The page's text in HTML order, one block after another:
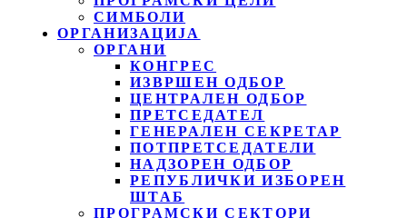
СИМБОЛИ
ОРГАНИЗАЦИЈА
ОРГАНИ
КОНГРЕС
ИЗВРШЕН ОДБОР
ЦЕНТРАЛЕН ОДБОР
ПРЕТСЕДАТЕЛ
ГЕНЕРАЛЕН СЕКРЕТАР
ПОТПРЕТСЕДАТЕЛИ
НАДЗОРЕН ОДБОР
РЕПУБЛИЧКИ ИЗБОРЕН
ШТАБ
ПРОГРАМСКИ СЕКТОРИ